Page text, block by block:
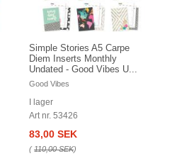
Simple Stories A5 Carpe
Diem Inserts Monthly
Undated - Good Vibes U...
Good Vibes
I lager
Art nr. 53426
83,00 SEK
(110,00 SEK)